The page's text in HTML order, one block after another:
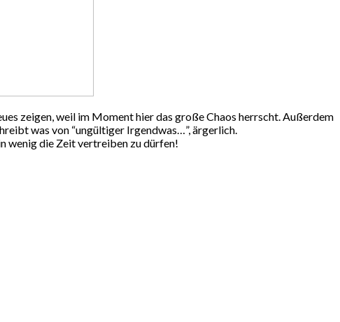
zeigen, weil im Moment hier das große Chaos herrscht. Außerdem
was von “ungültiger Irgendwas…”, ärgerlich.
wenig die Zeit vertreiben zu dürfen!